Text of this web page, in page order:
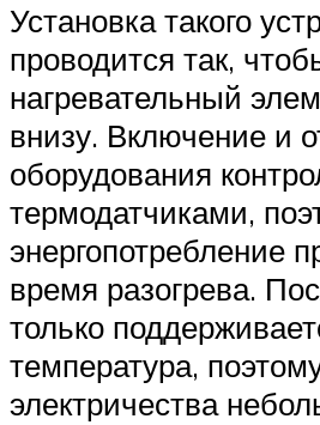
Установка такого
проводится так,
нагревательный
внизу. Включение и
оборудования
термодатчиками,
энергопотребление
время разогрева.
только
температура,
электричества